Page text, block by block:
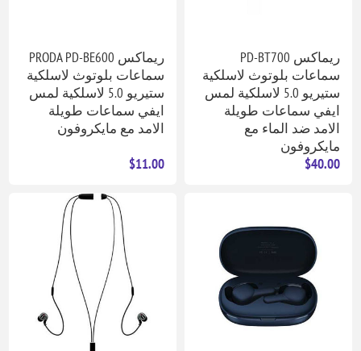
ريماكس PD-BT700
سماعات بلوتوث لاسلكية
ستيريو 5.0 لاسلكية لمس
ايفي سماعات طويلة
الامد ضد الماء مع
مايكروفون
$40.00
ريماكس PRODA PD-BE600
سماعات بلوتوث لاسلكية
ستيريو 5.0 لاسلكية لمس
ايفي سماعات طويلة
الامد مع مايكروفون
$11.00